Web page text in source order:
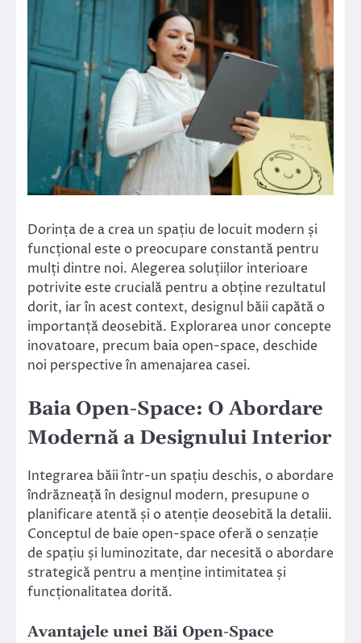
Dorința de a crea un spațiu de locuit modern și
funcțional este o preocupare constantă pentru
mulți dintre noi. Alegerea soluțiilor interioare
potrivite este crucială pentru a obține rezultatul
dorit, iar în acest context, designul băii capătă o
importanță deosebită. Explorarea unor concepte
inovatoare, precum baia open-space, deschide
noi perspective în amenajarea casei.
Baia Open-Space: O Abordare
Modernă a Designului Interior
Integrarea băii într-un spațiu deschis, o abordare
îndrăzneață în designul modern, presupune o
planificare atentă și o atenție deosebită la detalii.
Conceptul de baie open-space oferă o senzație
de spațiu și luminozitate, dar necesită o abordare
strategică pentru a menține intimitatea și
funcționalitatea dorită.
Avantajele unei Băi Open-Space